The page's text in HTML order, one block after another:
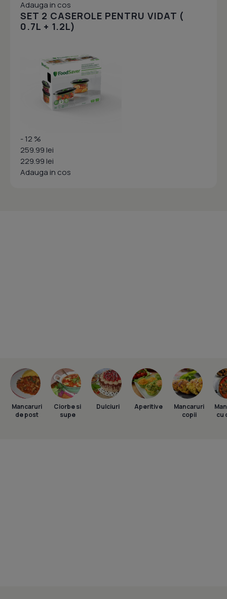
Adauga in cos
SET 2 CASEROLE PENTRU VIDAT (
0.7L + 1.2L)
- 12 %
259.99 lei
229.99 lei
Adauga in cos
Mancaruri
de post
Ciorbe si
supe
Dulciuri Aperitive
Mancaruri
copii
cu